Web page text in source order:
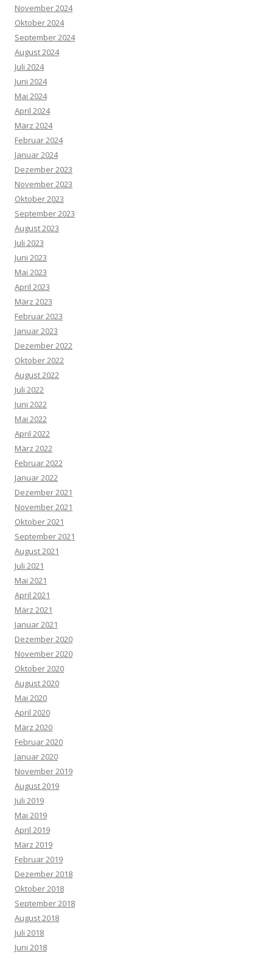
November 2024
Oktober 2024
September 2024
August 2024
Juli 2024
Juni 2024
Mai 2024
April 2024
März 2024
Februar 2024
Januar 2024
Dezember 2023
November 2023
Oktober 2023
September 2023
August 2023
Juli 2023
Juni 2023
Mai 2023
April 2023
März 2023
Februar 2023
Januar 2023
Dezember 2022
Oktober 2022
August 2022
Juli 2022
Juni 2022
Mai 2022
April 2022
März 2022
Februar 2022
Januar 2022
Dezember 2021
November 2021
Oktober 2021
September 2021
August 2021
Juli 2021
Mai 2021
April 2021
März 2021
Januar 2021
Dezember 2020
November 2020
Oktober 2020
August 2020
Mai 2020
April 2020
März 2020
Februar 2020
Januar 2020
November 2019
August 2019
Juli 2019
Mai 2019
April 2019
März 2019
Februar 2019
Dezember 2018
Oktober 2018
September 2018
August 2018
Juli 2018
Juni 2018